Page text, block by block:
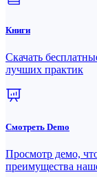
Книги
Скачать
лучших практик
Смотреть Demo
Просмотр демо,
преимущества